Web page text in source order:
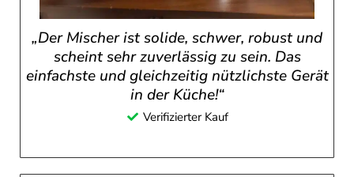
„Der Mischer ist solide, schwer, robust und
scheint sehr zuverlässig zu sein. Das
einfachste und gleichzeitig nützlichste Gerät
in der Küche!“
Verifizierter Kauf